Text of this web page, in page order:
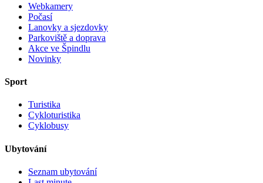
Webkamery
Počasí
Lanovky a sjezdovky
Parkoviště a doprava
Akce ve Špindlu
Novinky
Sport
Turistika
Cykloturistika
Cyklobusy
Ubytování
Seznam ubytování